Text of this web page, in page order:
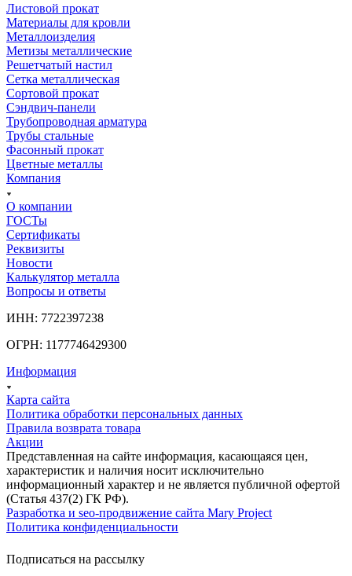
Листовой прокат
Материалы для кровли
Металлоизделия
Метизы металлические
Решетчатый настил
Сетка металлическая
Сортовой прокат
Сэндвич-панели
Трубопроводная арматура
Трубы стальные
Фасонный прокат
Цветные металлы
Компания
О компании
ГОСТы
Сертификаты
Реквизиты
Новости
Калькулятор металла
Вопросы и ответы
ИНН: 7722397238
ОГРН: 1177746429300
Информация
Карта сайта
Политика обработки персональных данных
Правила возврата товара
Акции
Представленная на сайте информация, касающаяся цен,
характеристик и наличия носит исключительно
информационный характер и не является публичной офертой
(Статья 437(2) ГК РФ).
Разработка и seo-продвижение сайта Mary Project
Политика конфиденциальности
Подписаться на рассылку